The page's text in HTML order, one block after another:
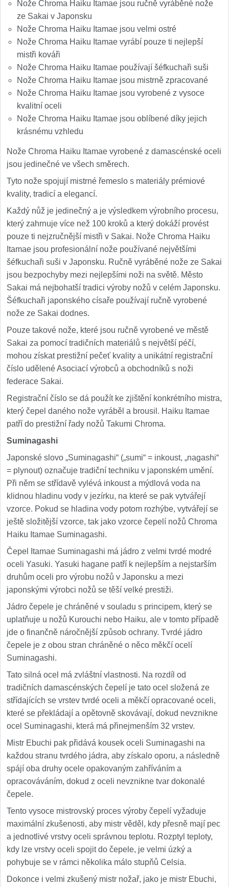
Nože Chroma Haiku Itamae jsou ručně vyráběné nože
ze Sakai v Japonsku
Nože Chroma Haiku Itamae jsou velmi ostré
Nože Chroma Haiku Itamae vyrábí pouze ti nejlepší
mistři kováři
Nože Chroma Haiku Itamae používají šéfkuchaři suši
Nože Chroma Haiku Itamae jsou mistrně zpracované
Nože Chroma Haiku Itamae jsou vyrobené z vysoce
kvalitní oceli
Nože Chroma Haiku Itamae jsou oblíbené díky jejich
krásnému vzhledu
Nože Chroma Haiku Itamae vyrobené z damascénské oceli
jsou jedinečné ve všech směrech.
Tyto nože spojují mistrné řemeslo s materiály prémiové
kvality, tradicí a elegancí.
Každý nůž je jedinečný a je výsledkem výrobního procesu,
který zahrnuje více než 100 kroků a který dokáží provést
pouze ti nejzručnější mistři v Sakai. Nože Chroma Haiku
Itamae jsou profesionální nože používané největšími
šéfkuchaři suši v Japonsku. Ručně vyráběné nože ze Sakai
jsou bezpochyby mezi nejlepšími noži na světě. Město
Sakai má nejbohatší tradici výroby nožů v celém Japonsku.
Šéfkuchaři japonského císaře používají ručně vyrobené
nože ze Sakai dodnes.
Pouze takové nože, které jsou ručně vyrobené ve městě
Sakai za pomocí tradičních materiálů s největší péčí,
mohou získat prestižní pečeť kvality a unikátní registrační
číslo udělené Asociací výrobců a obchodníků s noži
federace Sakai.
Registrační číslo se dá použít ke zjištění konkrétního mistra,
který čepel daného nože vyráběl a brousil. Haiku Itamae
patří do prestižní řady nožů Takumi Chroma.
Suminagashi
Japonské slovo „Suminagashi“ („sumi“ = inkoust, „nagashi“
= plynout) označuje tradiční techniku v japonském umění.
Při něm se střídavě vylévá inkoust a mýdlová voda na
klidnou hladinu vody v jezírku, na které se pak vytvářejí
vzorce. Pokud se hladina vody potom rozhýbe, vytvářejí se
ještě složitější vzorce, tak jako vzorce čepelí nožů Chroma
Haiku Itamae Suminagashi.
Čepel Itamae Suminagashi má jádro z velmi tvrdé modré
oceli Yasuki. Yasuki hagane patří k nejlepším a nejstarším
druhům oceli pro výrobu nožů v Japonsku a mezi
japonskými výrobci nožů se těší velké prestiži.
Jádro čepele je chráněné v souladu s principem, který se
uplatňuje u nožů Kurouchi nebo Haiku, ale v tomto případě
jde o finančně náročnější způsob ochrany. Tvrdé jádro
čepele je z obou stran chráněné o něco měkčí ocelí
Suminagashi.
Tato silná ocel má zvláštní vlastnosti. Na rozdíl od
tradičních damascénských čepelí je tato ocel složená ze
střídajících se vrstev tvrdé oceli a měkčí opracované oceli,
které se překládají a opětovně skovávají, dokud nevznikne
ocel Suminagashi, která má přinejmenším 32 vrstev.
Mistr Ebuchi pak přidává kousek oceli Suminagashi na
každou stranu tvrdého jádra, aby získalo oporu, a následně
spájí oba druhy ocele opakovaným zahříváním a
opracováváním, dokud z oceli nevznikne tvar dokonalé
čepele.
Tento vysoce mistrovský proces výroby čepelí vyžaduje
maximální zkušenosti, aby mistr věděl, kdy přesně mají pec
a jednotlivé vrstvy oceli správnou teplotu. Rozptyl teploty,
kdy lze vrstvy oceli spojit do čepele, je velmi úzký a
pohybuje se v rámci několika málo stupňů Celsia.
Dokonce i velmi zkušený mistr nožař, jako je mistr Ebuchi,